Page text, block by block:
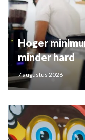
Hoger
minder hard
7 augustus 2026